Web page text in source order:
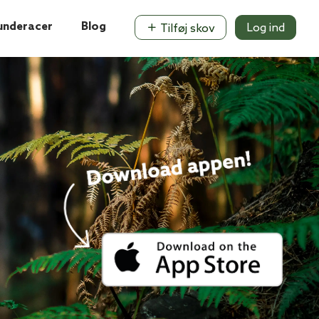
Blog Tilføj skov Log ind